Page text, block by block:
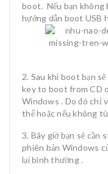
boot. Nếu bạn không
hướng dẫn boot USB
Sau khi boot bạn
key to boot from CD
Windows . Do đó chỉ
thể hoặc nếu không
Bây giờ bạn sẽ cần
phiên bản Windows
lại bình thường .